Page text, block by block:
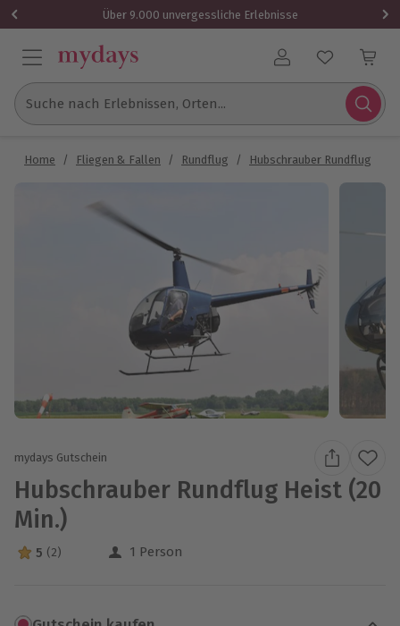
Über 9.000 unvergessliche Erlebnisse
Benutzerkonto
Suche nach Erlebnissen, Orten...
Home / Fliegen & Fallen / Rundflug / Hubschrauber Rundflug
mydays Gutschein
Hubschrauber Rundflug Heist (20
Min.)
5 Sterne von 5 aus 2 Bewertungen
5 (2) 1 Person